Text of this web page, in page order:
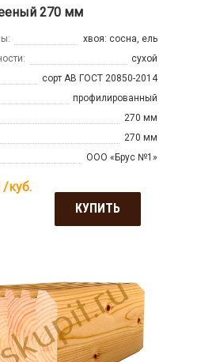
270 мм
хвоя: сосна, ель
сухой
сорт АВ ГОСТ 20850-2014
профилированный
270 мм
270 мм
ООО «Брус №1»
/куб.
КУПИТЬ